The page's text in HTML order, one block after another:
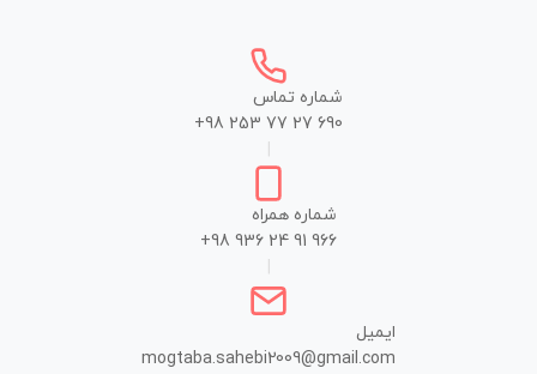
شماره تماس
+98 253 77 27 690
شماره همراه
+98 936 24 91 966
ایمیل
mogtaba.sahebi2009@gmail.com